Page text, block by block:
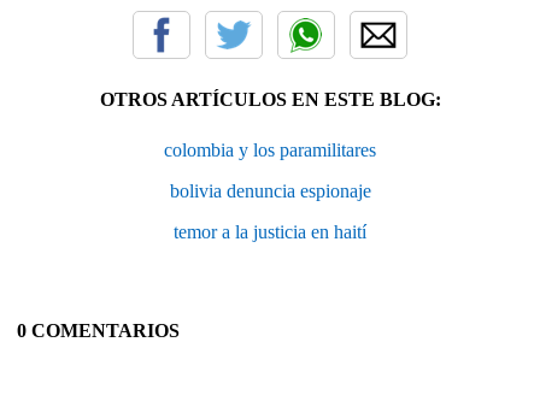
OTROS ARTÍCULOS EN ESTE BLOG:
colombia y los paramilitares
bolivia denuncia espionaje
temor a la justicia en haití
0 COMENTARIOS